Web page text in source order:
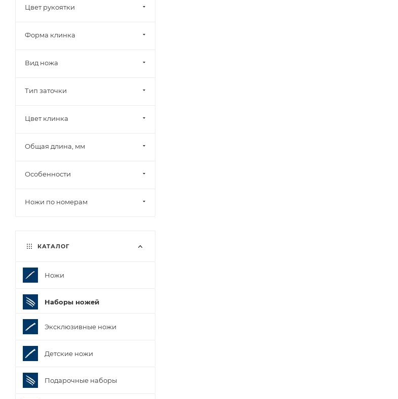
Цвет рукоятки
Форма клинка
Вид ножа
Тип заточки
Цвет клинка
Общая длина, мм
Особенности
Ножи по номерам
КАТАЛОГ
Ножи
Наборы ножей
Эксклюзивные ножи
Детские ножи
Подарочные наборы